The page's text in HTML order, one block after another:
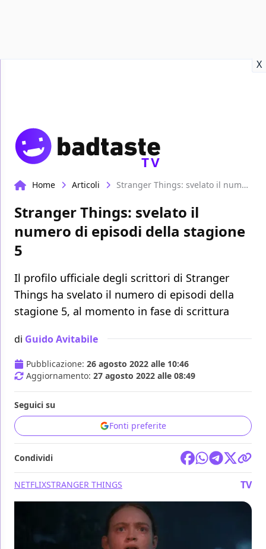
X
TV
Home Articoli Stranger Things: svelato il numero di episodi della stagione 5
Stranger Things: svelato il
numero di episodi della stagione
5
Il profilo ufficiale degli scrittori di Stranger
Things ha svelato il numero di episodi della
stagione 5, al momento in fase di scrittura
di Guido Avitabile
Pubblicazione: 26 agosto 2022 alle 10:46
Aggiornamento: 27 agosto 2022 alle 08:49
Seguici su
Fonti preferite
Condividi
NETFLIXSTRANGER THINGS TV